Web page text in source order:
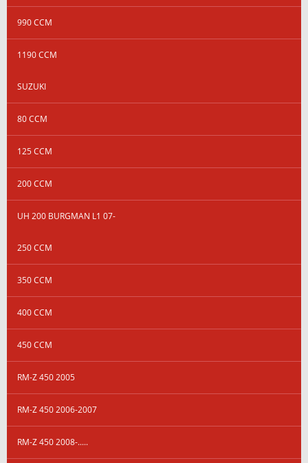
990 CCM
1190 CCM
SUZUKI
80 CCM
125 CCM
200 CCM
UH 200 BURGMAN L1 07-
250 CCM
350 CCM
400 CCM
450 CCM
RM-Z 450 2005
RM-Z 450 2006-2007
RM-Z 450 2008-.....